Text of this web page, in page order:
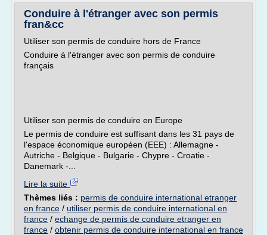
Conduire à l'étranger avec son permis
fran&cc
Utiliser son permis de conduire hors de France
Conduire à l'étranger avec son permis de conduire
français
Utiliser son permis de conduire en Europe
Le permis de conduire est suffisant dans les 31 pays de
l'espace économique européen (EEE) : Allemagne -
Autriche - Belgique - Bulgarie - Chypre - Croatie -
Danemark -...
Lire la suite
Thèmes liés : permis de conduire international etranger
en france / utiliser permis de conduire international en
france / echange de permis de conduire etranger en
france / obtenir permis de conduire international en france